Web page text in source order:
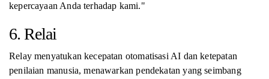
kepercayaan Anda terhadap kami."
6. Relai
Relay menyatukan kecepatan otomatisasi AI dan ketepatan
penilaian manusia, menawarkan pendekatan yang seimbang